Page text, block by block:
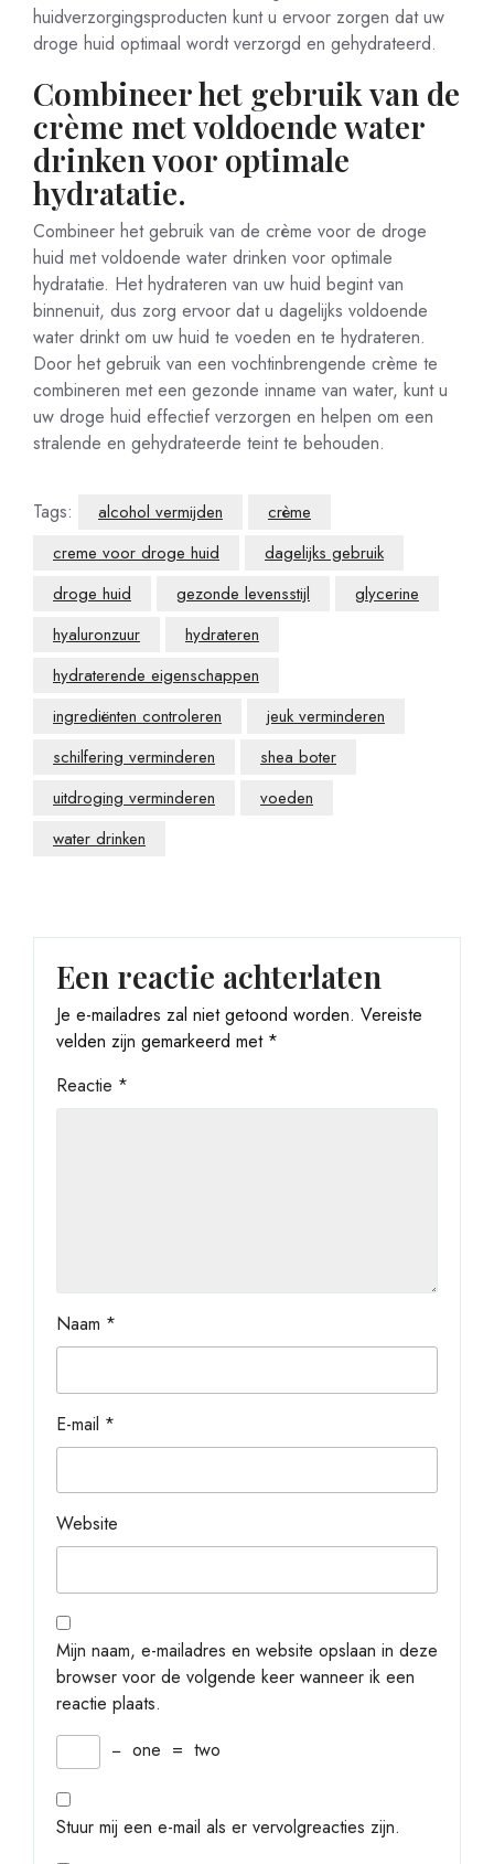
huidverzorgingsproducten kunt u ervoor zorgen dat uw
droge huid optimaal wordt verzorgd en gehydrateerd.
Combineer het gebruik van de
crème met voldoende water
drinken voor optimale
hydratatie.
Combineer het gebruik van de crème voor de droge
huid met voldoende water drinken voor optimale
hydratatie. Het hydrateren van uw huid begint van
binnenuit, dus zorg ervoor dat u dagelijks voldoende
water drinkt om uw huid te voeden en te hydrateren.
Door het gebruik van een vochtinbrengende crème te
combineren met een gezonde inname van water, kunt u
uw droge huid effectief verzorgen en helpen om een
stralende en gehydrateerde teint te behouden.
Tags: alcohol vermijden
crème
creme voor droge huid
dagelijks gebruik
droge huid
gezonde levensstijl
glycerine
hyaluronzuur
hydrateren
hydraterende eigenschappen
ingrediënten controleren
jeuk verminderen
schilfering verminderen
shea boter
uitdroging verminderen
voeden
water drinken
Een reactie achterlaten
Je e-mailadres zal niet getoond worden. Vereiste
velden zijn gemarkeerd met *
Reactie *
Naam *
E-mail *
Website
Mijn naam, e-mailadres en website opslaan in deze
browser voor de volgende keer wanneer ik een
reactie plaats.
− one = two
Stuur mij een e-mail als er vervolgreacties zijn.